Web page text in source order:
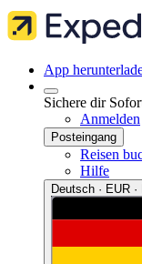
App
Sichere dir
Anmelden
Posteingang
Reisen
Hilfe
Deutsch · EUR ·